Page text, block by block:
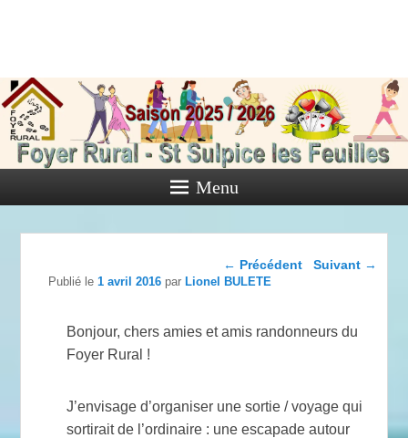
de Saint
Sulpice les
Feuilles
Activités diverses de l'Association
Menu
Navigation dans les
← Précédent Suivant →
Publié le1 avril 2016 parLionel BULETE
Bonjour, chers amies et amis randonneurs du
Foyer Rural !
J’envisage d’organiser une sortie / voyage qui
sortirait de l’ordinaire : une escapade autour